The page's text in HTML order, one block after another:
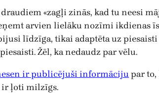
«zagļi zinās, kad tu neesi
arvien lielāku nozīmi ikdienas
līdzīga, tikai adaptēta uz
Žēl, ka nedaudz par vēlu.
ir publicējuši informācijupar to,
ir ļoti milzīgs.